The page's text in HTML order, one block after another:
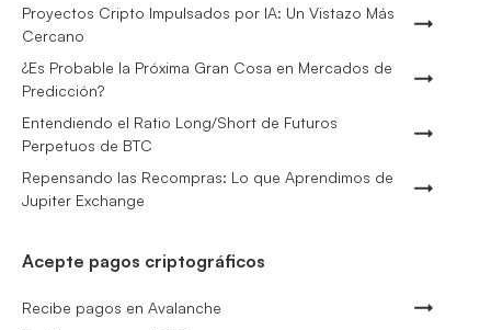
Proyectos Cripto Impulsados por IA: Un Vistazo Más
Cercano
¿Es Probable la Próxima Gran Cosa en Mercados de
Predicción?
Entendiendo el Ratio Long/Short de Futuros
Perpetuos de BTC
Repensando las Recompras: Lo que Aprendimos de
Jupiter Exchange
Acepte pagos criptográficos
Recibe pagos en Avalanche